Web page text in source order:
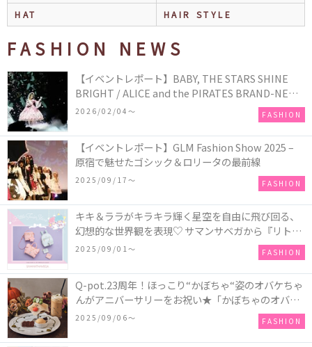
HAT
HAIR STYLE
FASHION NEWS
【イベントレポート】BABY, THE STARS SHINE
BRIGHT / ALICE and the PIRATES BRAND-NEW
COLLECTION in TOKYO
2026/02/04〜 FASHION
【イベントレポート】GLM Fashion Show 2025 –
原宿で魅せたゴシック＆ロリータの最前線
2025/09/17〜 FASHION
キキ＆ララがキラキラ輝く星空を自由に飛び回る、
幻想的な世界観を表現♡ サマンサベガから『リトル
ツインスターズ』50周年アニバーサリーイヤー』を
2025/09/01〜 FASHION
Q-pot.23周年！ほっこり“かぼちゃ“姿のオバケちゃ
んがアニバーサリーをお祝い★「かぼちゃのオバケ
ーキアクセサリー」が新発売！Q-pot CAFE.では
「かぼちゃのオバケーキプレート」も登場
2025/09/06〜 FASHION